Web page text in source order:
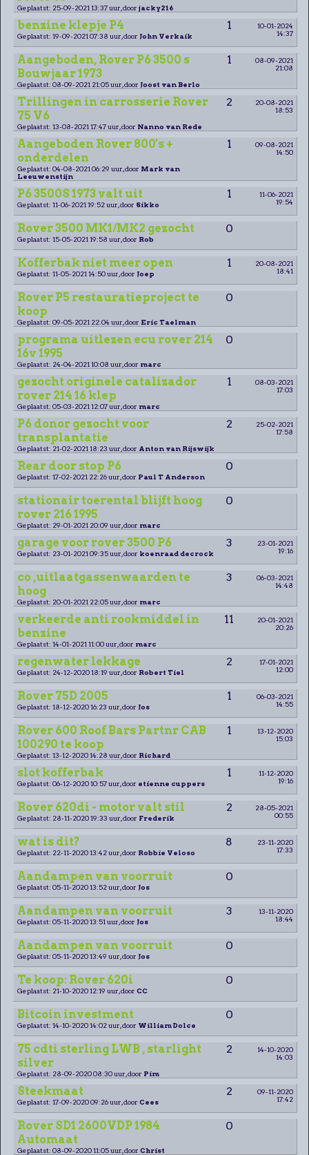
Geplaatst: 25-09-2021 13:37 uur, door jacky216
benzine klepje P4 1
10-01-2024
14:37
Geplaatst: 19-09-2021 07:38 uur, door John Verkaik
Aangeboden, Rover P6 3500 s
Bouwjaar 1973
1
08-09-2021
21:08
Geplaatst: 08-09-2021 21:05 uur, door Joost van Berlo
Trillingen in carrosserie Rover
75 V6
2
20-08-2021
18:53
Geplaatst: 13-08-2021 17:47 uur, door Nanno van Rede
Aangeboden Rover 800's +
onderdelen
1
09-08-2021
14:50
Geplaatst: 04-08-2021 06:29 uur, door Mark van
Leeuwenstijn
P6 3500S 1973 valt uit 1
11-06-2021
19:54
Geplaatst: 11-06-2021 19:52 uur, door Sikko
Rover 3500 MK1/MK2 gezocht 0
Geplaatst: 15-05-2021 19:58 uur, door Rob
Kofferbak niet meer open 1
20-08-2021
18:41
Geplaatst: 11-05-2021 14:50 uur, door Joep
Rover P5 restauratieproject te
koop
0
Geplaatst: 09-05-2021 22:04 uur, door Eric Taelman
programa uitlezen ecu rover 214
16v 1995
0
Geplaatst: 24-04-2021 10:08 uur, door marc
gezocht originele catalizador
rover 214 16 klep
1
08-03-2021
17:03
Geplaatst: 05-03-2021 12:07 uur, door marc
P6 donor gezocht voor
transplantatie
2
25-02-2021
17:58
Geplaatst: 21-02-2021 18:23 uur, door Anton van Rijswijk
Rear door stop P6 0
Geplaatst: 17-02-2021 22:26 uur, door Paul T Anderson
stationair toerental blijft hoog
rover 216 1995
0
Geplaatst: 29-01-2021 20:09 uur, door marc
garage voor rover 3500 P6 3
23-01-2021
19:16
Geplaatst: 23-01-2021 09:35 uur, door koenraad decrock
co ,uitlaatgassenwaarden te
hoog
3
06-03-2021
14:48
Geplaatst: 20-01-2021 22:05 uur, door marc
verkeerde anti rookmiddel in
benzine
11
20-01-2021
20:26
Geplaatst: 14-01-2021 11:00 uur, door marc
regenwater lekkage 2
17-01-2021
12:00
Geplaatst: 24-12-2020 18:19 uur, door Robert Tiel
Rover 75D 2005 1
06-03-2021
14:55
Geplaatst: 18-12-2020 16:23 uur, door Jos
Rover 600 Roof Bars Partnr CAB
100290 te koop
1
13-12-2020
15:03
Geplaatst: 13-12-2020 14:28 uur, door Richard
slot kofferbak 1
11-12-2020
19:16
Geplaatst: 06-12-2020 10:57 uur, door etienne cuppers
Rover 620di - motor valt stil 2
28-05-2021
00:55
Geplaatst: 28-11-2020 19:33 uur, door Frederik
wat is dit? 8
23-11-2020
17:33
Geplaatst: 22-11-2020 13:42 uur, door Robbie Veloso
Aandampen van voorruit 0
Geplaatst: 05-11-2020 13:52 uur, door Jos
Aandampen van voorruit 3
13-11-2020
18:44
Geplaatst: 05-11-2020 13:51 uur, door Jos
Aandampen van voorruit 0
Geplaatst: 05-11-2020 13:49 uur, door Jos
Te koop: Rover 620i 0
Geplaatst: 21-10-2020 12:19 uur, door CC
Bitcoin investment 0
Geplaatst: 14-10-2020 14:02 uur, door William Dolce
75 cdti sterling LWB , starlight
silver
2
14-10-2020
14:03
Geplaatst: 28-09-2020 08:30 uur, door Pim
Steekmaat 2
09-11-2020
17:42
Geplaatst: 17-09-2020 09:26 uur, door Cees
Rover SD1 2600VDP 1984
Automaat
0
Geplaatst: 08-09-2020 11:05 uur, door Christ